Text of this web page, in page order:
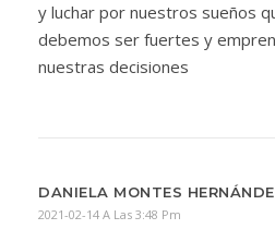
y luchar por nuestros sueños
debemos ser fuertes y
nuestras decisiones
DANIELA MONTES
2021-02-14 A Las 3:48 Pm